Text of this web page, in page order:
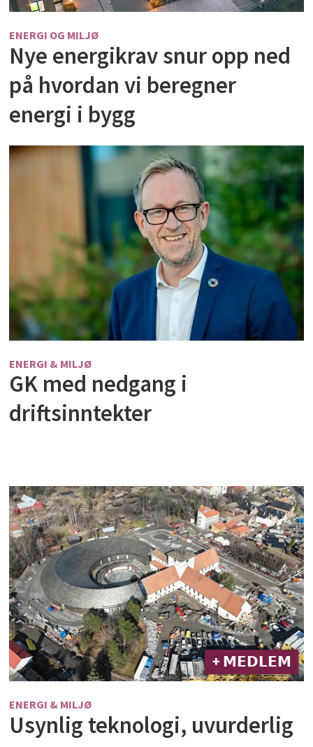
ENERGI OG MILJØ
Nye energikrav snur opp ned
på hvordan vi beregner
energi i bygg
ENERGI & MILJØ
GK med nedgang i
driftsinntekter
+ 𝗠𝗘𝗗𝗟𝗘𝗠
ENERGI & MILJØ
Usynlig teknologi, uvurderlig